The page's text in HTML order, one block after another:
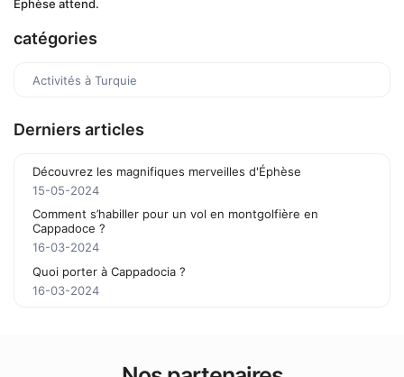
Ephèse attend.
catégories
Activités à Turquie
Derniers articles
Découvrez les magnifiques merveilles d'Éphèse
15-05-2024
Comment s’habiller pour un vol en montgolfière en
Cappadoce ?
16-03-2024
Quoi porter à Cappadocia ?
16-03-2024